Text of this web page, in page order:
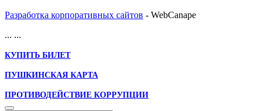
Разработка корпоративных сайтов - WebCanape
... ...
КУПИТЬ БИЛЕТ
ПУШКИНСКАЯ КАРТА
ПРОТИВОДЕЙСТВИЕ КОРРУПЦИИ